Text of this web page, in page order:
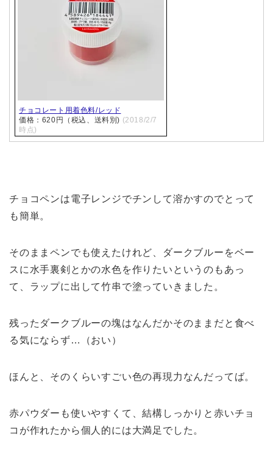
チョコレート用着色料/レッド
価格：620円（税込、送料別) (2018/2/7
時点)
チョコペンは電子レンジでチンして溶かすのでとって
も簡単。
そのままペンでも使えたけれど、ダークブルーをベー
スに水手裏剣とかの水色を作りたいというのもあっ
て、ラップに出して竹串で塗っていきました。
残ったダークブルーの塊はなんだかそのままだと食べ
る気にならず…（おい）
ほんと、そのくらいすごい色の再現力なんだってば。
赤パウダーも使いやすくて、結構しっかりと赤いチョ
コが作れたから個人的には大満足でした。